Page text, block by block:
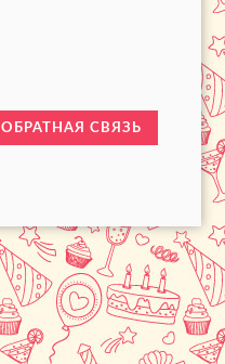
ОБРАТНАЯ СВЯЗЬ